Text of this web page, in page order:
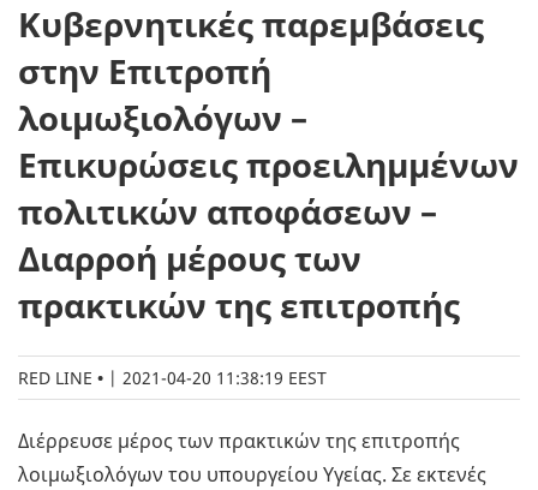
Κυβερνητικές παρεμβάσεις
στην Επιτροπή
λοιμωξιολόγων –
Επικυρώσεις προειλημμένων
πολιτικών αποφάσεων –
Διαρροή μέρους των
πρακτικών της επιτροπής
RED LINE | 2021-04-20 11:38:19 EEST
Διέρρευσε μέρος των πρακτικών της επιτροπής
λοιμωξιολόγων του υπουργείου Υγείας. Σε εκτενές